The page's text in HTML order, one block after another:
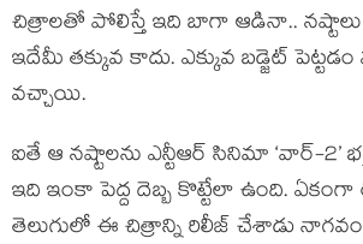
చిత్రాలతో పోలిస్తే ఇది బాగా ఆడినా..
ఇదేమీ తక్కువ కాదు. ఎక్కువ బడ్జెట్ పెట్టడం
వచ్చాయి.
ఐతే ఆ నష్టాలను ఎన్టీఆర్ సినిమా ‘వార్-2’
ఇది ఇంకా పెద్ద దెబ్బ కొట్టేలా ఉంది. ఏకంగా
తెలుగులో ఈ చిత్రాన్ని రిలీజ్ చేశాడు